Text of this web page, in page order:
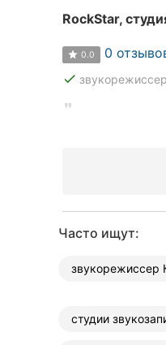
Одесса
Харьков
Кривой Рог
RockStar,
0.0 0
done звукорежиссер
Часто ищут:
звукорежиссер
студии